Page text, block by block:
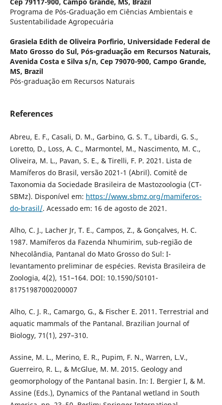
Programa de Pós-Graduação em Ciências Ambientais e
Sustentabilidade Agropecuária
Grasiela Edith de Oliveira Porfirio, Universidade Federal de
Mato Grosso do Sul, Pós-graduação em Recursos Naturais,
Avenida Costa e Silva s/n, Cep 79070-900, Campo Grande,
MS, Brazil
Pós-graduação em Recursos Naturais
References
Abreu, E. F., Casali, D. M., Garbino, G. S. T., Libardi, G. S.,
Loretto, D., Loss, A. C., Marmontel, M., Nascimento, M. C.,
Oliveira, M. L., Pavan, S. E., & Tirelli, F. P. 2021. Lista de
Mamíferos do Brasil, versão 2021-1 (Abril). Comitê de
Taxonomia da Sociedade Brasileira de Mastozoologia (CT-
SBMz). Disponível em: https://www.sbmz.org/mamiferos-
do-brasil/. Acessado em: 16 de agosto de 2021.
Alho, C. J., Lacher Jr, T. E., Campos, Z., & Gonçalves, H. C.
1987. Mamíferos da Fazenda Nhumirim, sub-região de
Nhecolândia, Pantanal do Mato Grosso do Sul: I-
levantamento preliminar de espécies. Revista Brasileira de
Zoologia, 4(2), 151–164. DOI: 10.1590/S0101-
81751987000200007
Alho, C. J. R., Camargo, G., & Fischer E. 2011. Terrestrial and
aquatic mammals of the Pantanal. Brazilian Journal of
Biology, 71(1), 297–310.
Assine, M. L., Merino, E. R., Pupim, F. N., Warren, L.V.,
Guerreiro, R. L., & McGlue, M. M. 2015. Geology and
geomorphology of the Pantanal basin. In: I. Bergier I, & M.
Assine (Eds.), Dynamics of the Pantanal wetland in South